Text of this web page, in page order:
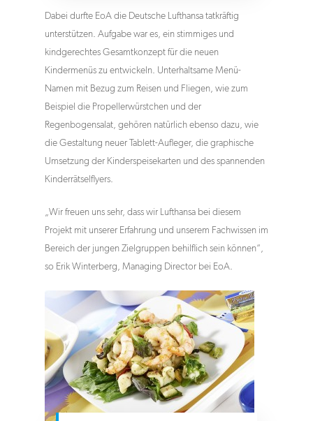
Dabei durfte EoA die Deutsche Lufthansa tatkräftig
unterstützen. Aufgabe war es, ein stimmiges und
kindgerechtes Gesamtkonzept für die neuen
Kindermenüs zu entwickeln. Unterhaltsame Menü-
Namen mit Bezug zum Reisen und Fliegen, wie zum
Beispiel die Propellerwürstchen und der
Regenbogensalat, gehören natürlich ebenso dazu, wie
die Gestaltung neuer Tablett-Aufleger, die graphische
Umsetzung der Kinderspeisekarten und des spannenden
Kinderrätselflyers.
„Wir freuen uns sehr, dass wir Lufthansa bei diesem
Projekt mit unserer Erfahrung und unserem Fachwissen im
Bereich der jungen Zielgruppen behilflich sein können“,
so Erik Winterberg, Managing Director bei EoA.